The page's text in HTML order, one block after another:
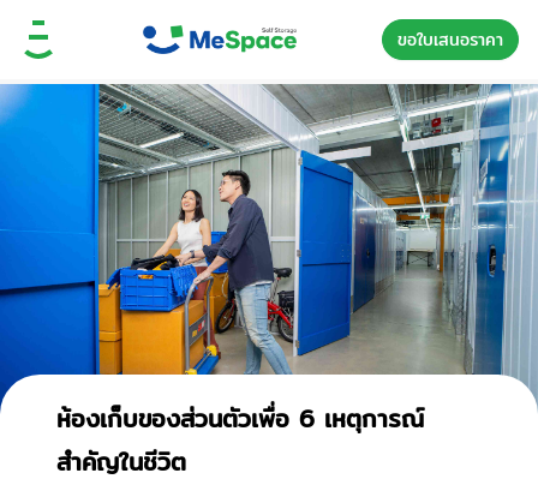
ขอใบเสนอราคา
ห้องเก็บของส่วนตัวเพื่อ 6 เหตุการณ์
สำคัญในชีวิต